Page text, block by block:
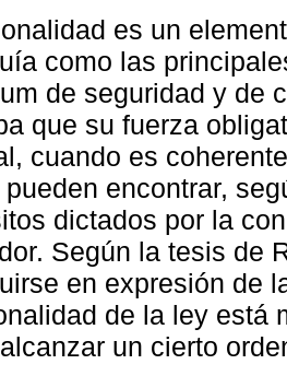
es un
como las
de seguridad y de
que su fuerza
cuando es
encontrar,
dictados por la
Según la tesis de
en expresión de
de la ley está
un cierto